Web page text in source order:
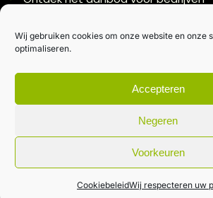
Wij gebruiken cookies om onze website en onze
optimaliseren.
Accepteren
Negeren
Voorkeuren
CookiebeleidWij respecteren uw
Kennismakingspakket aanvragen
Blijft op de hoogte
Rechtstreeks van het veld naar je inbox.
Inschrijven nieuwsbrief
Algemene voorwaarden|Privacybeleid|
creativitijd